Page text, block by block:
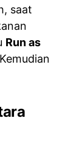
saat
Run as